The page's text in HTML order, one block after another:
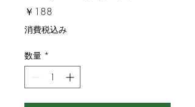
￥188
格
消費税込み
数量 *